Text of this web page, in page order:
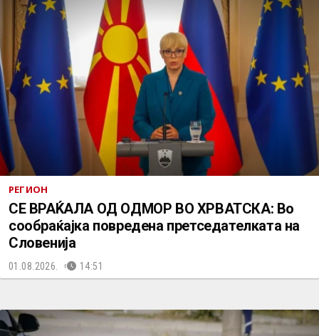
РЕГИОН
СЕ ВРАЌАЛА ОД ОДМОР ВО ХРВАТСКА: Во
сообраќајка повредена претседателката на
Словенија
01.08.2026. 14:51